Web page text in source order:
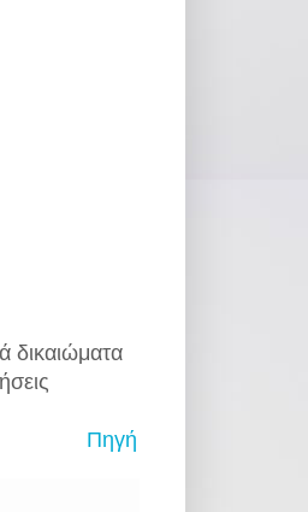
δικαιώματα
Πηγή